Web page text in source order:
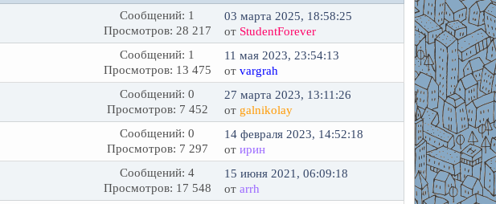
Сообщений: 1
Просмотров: 28 217
03 марта 2025, 18:58:25
от StudentForever
Сообщений: 1
Просмотров: 13 475
11 мая 2023, 23:54:13
отvargrah
Сообщений: 0
Просмотров: 7 452
27 марта 2023, 13:11:26
от galnikolay
Сообщений: 0
Просмотров: 7 297
14 февраля 2023, 14:52:18
отирин
Сообщений: 4
Просмотров: 17 548
15 июня 2021, 06:09:18
отarrh